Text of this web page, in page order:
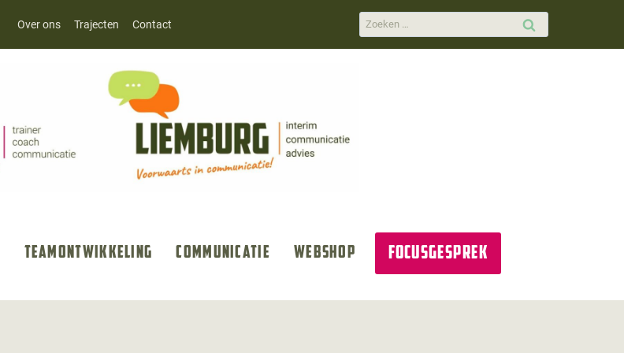
Over ons Trajecten Contact
Zoeken
naar:
Teamontwikkeling Communicatie Webshop Focusgesprek